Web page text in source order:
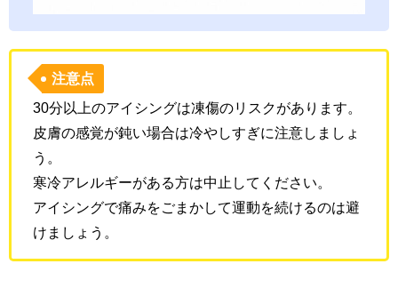
注意点
30分以上のアイシングは凍傷のリスクがあります。
皮膚の感覚が鈍い場合は冷やしすぎに注意しましょ
う。
寒冷アレルギーがある方は中止してください。
アイシングで痛みをごまかして運動を続けるのは避
けましょう。